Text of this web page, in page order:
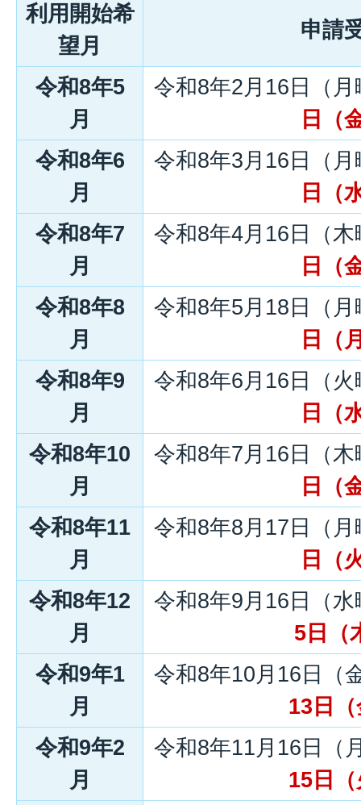
利用開始希
望月
申請
令和8年5
月
令和8年2月16日（月
日（
令和8年6
月
令和8年3月16日（月
日（
令和8年7
月
令和8年4月16日（木
日（
令和8年8
月
令和8年5月18日（月
日（
令和8年9
月
令和8年6月16日（火
日（
令和8年10
月
令和8年7月16日（木
日（
令和8年11
月
令和8年8月17日（月
日（
令和8年12
月
令和8年9月16日（水
5日（
令和9年1
月
令和8年10月16日（
13日
令和9年2
月
令和8年11月16日（
15日